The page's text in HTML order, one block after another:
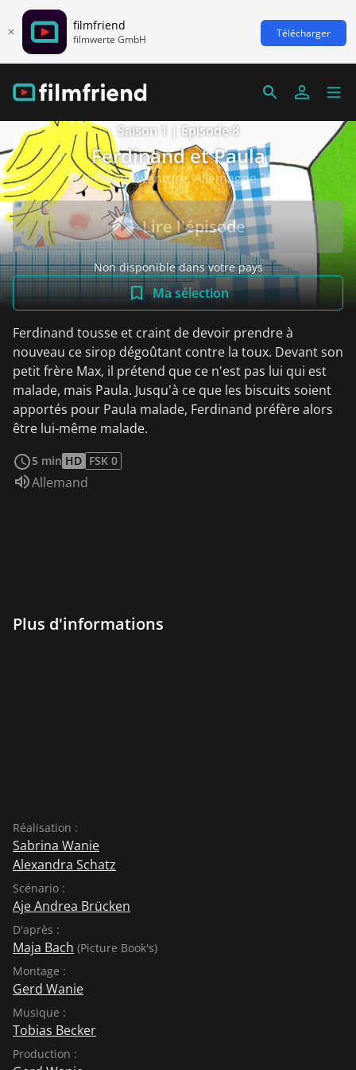
filmfriend
filmwerte GmbH Télécharger
Saison 1 | Episode 8
Ferdinand et Paula
Quotidien/Aventure, Allemagne 2016
Lire l'épisode
Non disponible dans votre pays
Ma sélection
Ferdinand tousse et craint de devoir prendre à
nouveau ce sirop dégoûtant contre la toux. Devant son
petit frère Max, il prétend que ce n'est pas lui qui est
malade, mais Paula. Jusqu'à ce que les biscuits soient
apportés pour Paula malade, Ferdinand préfère alors
être lui-même malade.
5 min HD FSK 0
Audio :
Allemand
Plus d'informations
Réalisation :
Sabrina Wanie
Alexandra Schatz
Scénario :
Aje Andrea Brücken
D'après :
Maja Bach (Picture Book's)
Montage :
Gerd Wanie
Musique :
Tobias Becker
Production :